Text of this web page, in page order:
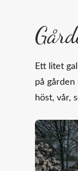
Ett litet
på
höst, vår,